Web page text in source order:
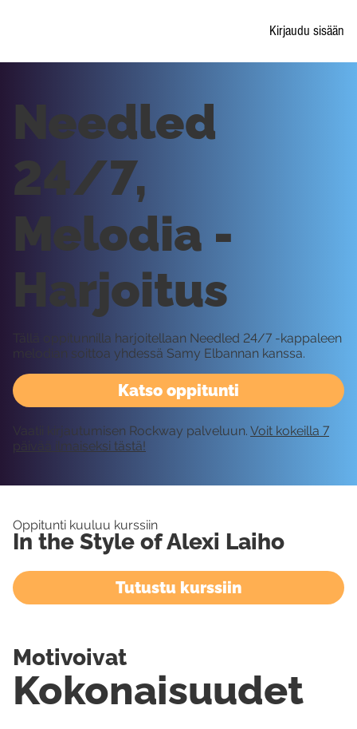
Kirjaudu sisään
Katso oppitunti
Needled
24/7,
Melodia -
Harjoitus
Tällä oppitunnilla harjoitellaan Needled 24/7 -kappaleen
melodian soittoa yhdessä Samy Elbannan kanssa.
Vaatii kirjautumisen Rockway palveluun. Voit kokeilla 7
päivää ilmaiseksi tästä!
Oppitunti kuuluu kurssiin
In the Style of Alexi Laiho
Tutustu kurssiin
Kokonaisuudet
Motivoivat